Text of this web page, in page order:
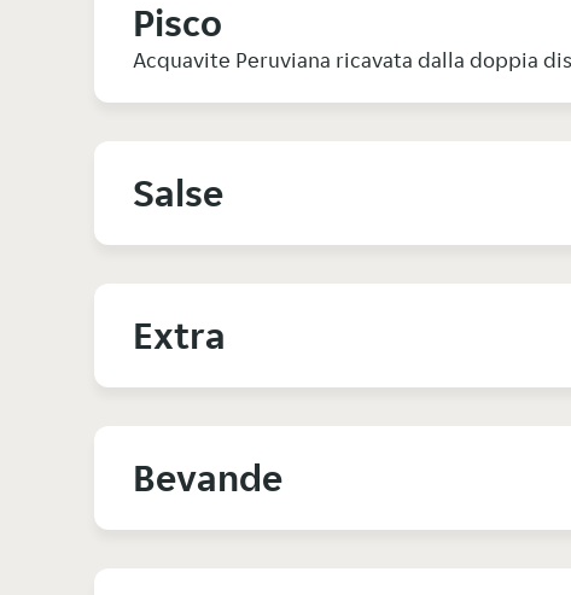
Pisco
Acquavite Peruviana ricavata dalla doppia
Salse
Extra
Bevande